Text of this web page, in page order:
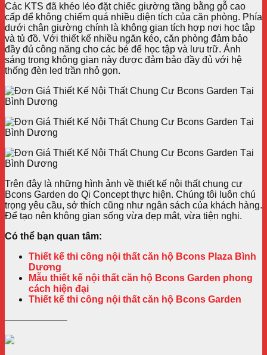
Các KTS đã khéo léo đặt chiếc giường tầng bằng gỗ cao
cấp để không chiếm quá nhiều diện tích của căn phòng. Phía
dưới chân giường chính là không gian tích hợp nơi học tập
và tủ đồ. Với thiết kế nhiều ngăn kéo, căn phòng đảm bảo
đầy đủ công năng cho các bé để học tập và lưu trữ. Ánh
sáng trong không gian này được đảm bảo đầy đủ với hệ
thống đèn led trần nhỏ gọn.
Trên đây là những hình ảnh về thiết kế nội thất chung cư
Bcons Garden do Qi Concept thực hiện. Chúng tôi luôn chú
trọng yêu cầu, sở thích cũng như ngân sách của khách hàng.
Để tạo nên không gian sống vừa đẹp mắt, vừa tiện nghi.
Có thể bạn quan tâm:
Thiết kế thi công nội thất căn hộ Bcons Plaza Bình
Dương
Mẫu thiết kế nội thất căn hộ Bcons Garden phong
cách hiện đại
Thiết kế thi công nội thất căn hộ Bcons Garden
——————–